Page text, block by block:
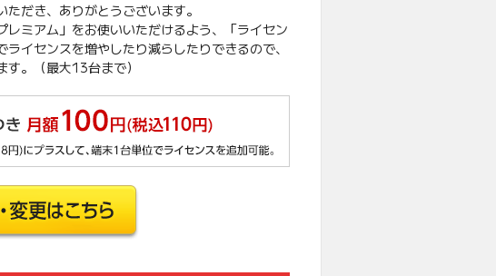
だき、ありがとうございます。
ミアム」をお使いいただけるよう、「ライセン
イセンスを増やしたり減らしたりできるので、
。（最大13台まで）